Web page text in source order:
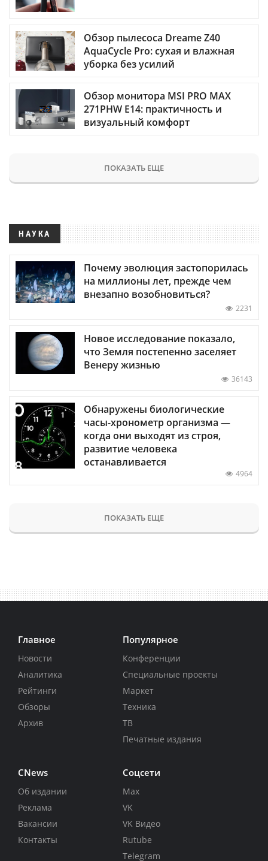
Обзор пылесоса Dreame Z40
AquaCycle Pro: сухая и влажная
уборка без усилий
Обзор монитора MSI PRO MAX
271PHW E14: практичность и
визуальный комфорт
ПОКАЗАТЬ ЕЩЕ
НАУКА
Почему эволюция застопорилась
на миллионы лет, прежде чем
внезапно возобновиться?
2231
Новое исследование показало,
что Земля постепенно заселяет
Венеру жизнью
36143
Обнаружены биологические
часы-хронометр организма —
когда они выходят из строя,
развитие человека
останавливается
4964
ПОКАЗАТЬ ЕЩЕ
Главное
Новости
Аналитика
Рейтинги
Обзоры
Архив
Популярное
Конференции
Специальные проекты
Маркет
Техника
ТВ
Печатные издания
CNews
Об издании
Реклама
Вакансии
Контакты
Соцсети
Max
VK
VK Видео
Rutube
Telegram